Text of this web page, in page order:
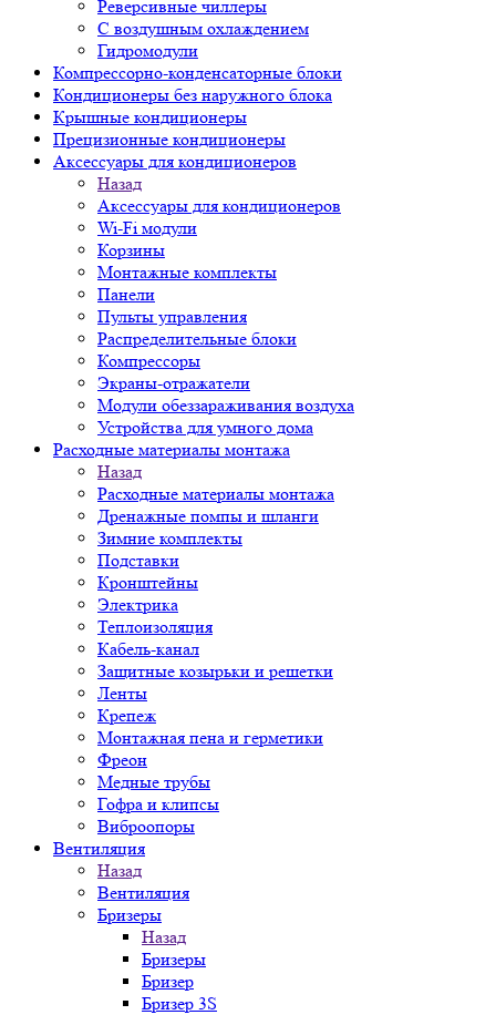
Реверсивные чиллеры
С воздушным охлаждением
Гидромодули
Компрессорно-конденсаторные блоки
Кондиционеры без наружного блока
Крышные кондиционеры
Прецизионные кондиционеры
Аксессуары для кондиционеров
Назад
Аксессуары для кондиционеров
Wi-Fi модули
Корзины
Монтажные комплекты
Панели
Пульты управления
Распределительные блоки
Компрессоры
Экраны-отражатели
Модули обеззараживания воздуха
Устройства для умного дома
Расходные материалы монтажа
Назад
Расходные материалы монтажа
Дренажные помпы и шланги
Зимние комплекты
Подставки
Кронштейны
Электрика
Теплоизоляция
Кабель-канал
Защитные козырьки и решетки
Ленты
Крепеж
Монтажная пена и герметики
Фреон
Медные трубы
Гофра и клипсы
Виброопоры
Вентиляция
Назад
Вентиляция
Бризеры
Назад
Бризеры
Бризер
Бризер 3S